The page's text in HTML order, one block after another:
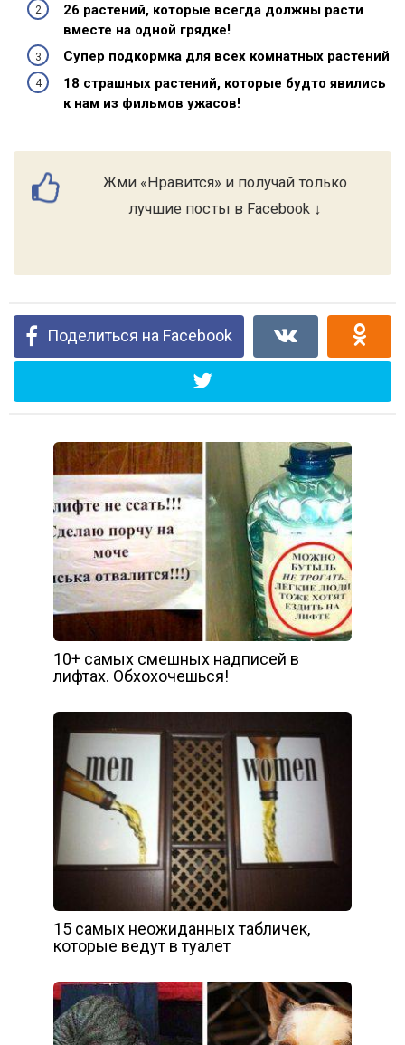
26 растений, которые всегда должны расти
вместе на одной грядке!
Супер подкормка для всех комнатных растений
18 страшных растений, которые будто явились
к нам из фильмов ужасов!
Жми «Нравится» и получай только
лучшие посты в Facebook ↓
Поделиться на Facebook
10+ самых смешных надписей в
лифтах. Обхохочешься!
15 самых неожиданных табличек,
которые ведут в туалет